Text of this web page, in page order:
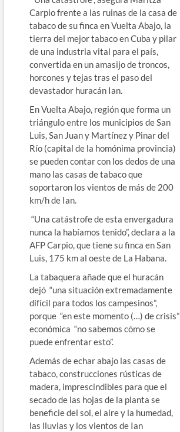
Carpio frente a las ruinas de la casa de
tabaco de su finca en Vuelta Abajo, la
tierra del mejor tabaco en Cuba y pilar
de una industria vital para el país,
convertida en un amasijo de troncos,
horcones y tejas tras el paso del
devastador huracán Ian.
En Vuelta Abajo, región que forma un
triángulo entre los municipios de San
Luis, San Juan y Martínez y Pinar del
Río (capital de la homónima provincia)
se pueden contar con los dedos de una
mano las casas de tabaco que
soportaron los vientos de más de 200
km/h de Ian.
“Una catástrofe de esta envergadura
nunca la habíamos tenido”, declara a la
AFP Carpio, que tiene su finca en San
Luis, 175 km al oeste de La Habana.
La tabaquera añade que el huracán
dejó “una situación extremadamente
difícil para todos los campesinos”,
porque “en este momento (…) de crisis”
económica “no sabemos cómo se
puede enfrentar esto”.
Además de echar abajo las casas de
tabaco, construcciones rústicas de
madera, imprescindibles para que el
secado de las hojas de la planta se
beneficie del sol, el aire y la humedad,
las lluvias y los vientos de Ian